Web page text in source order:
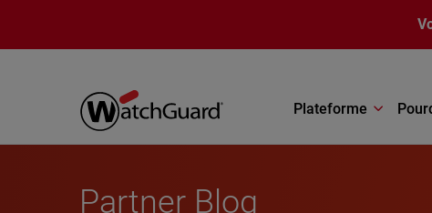
Plateforme
Partner Blog